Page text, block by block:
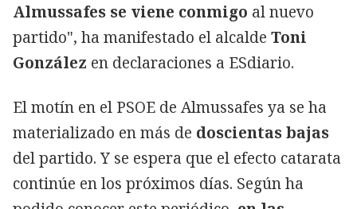
Almussafes se viene conmigo al nuevo
partido", ha manifestado el alcalde Toni
González en declaraciones a ESdiario.
El motín en el PSOE de Almussafes ya se ha
materializado en más de doscientas bajas
del partido. Y se espera que el efecto catarata
continúe en los próximos días. Según ha